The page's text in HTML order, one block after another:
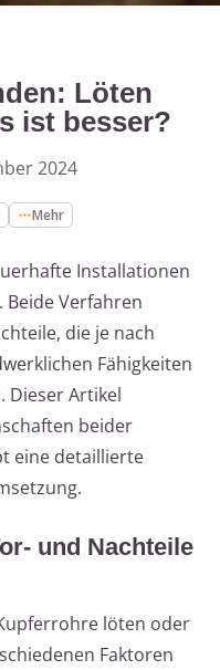
Löten
ist besser?
2024
Mehr
Installationen
Verfahren
die je nach
Fähigkeiten
Dieser Artikel
beider
eine detaillierte
und Nachteile
löten oder
Faktoren